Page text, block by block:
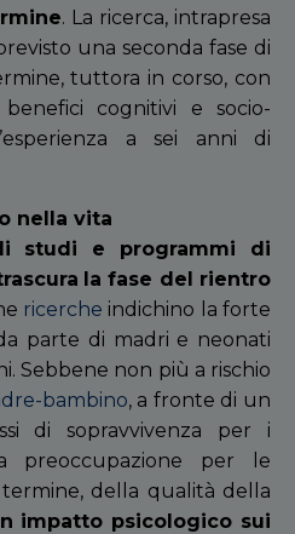
. La ricerca, intrapresa
una seconda fase di
tuttora in corso, con
cognitivi e socio-
a sei anni di
nella vita
studi e programmi di
ra la fase del rientro
ricerche indichino la forte
parte di madri e neonati
Sebbene non più a rischio
bambino,a fronte di un
di sopravvivenza per i
preoccupazione per le
della qualità della
impatto psicologico sui